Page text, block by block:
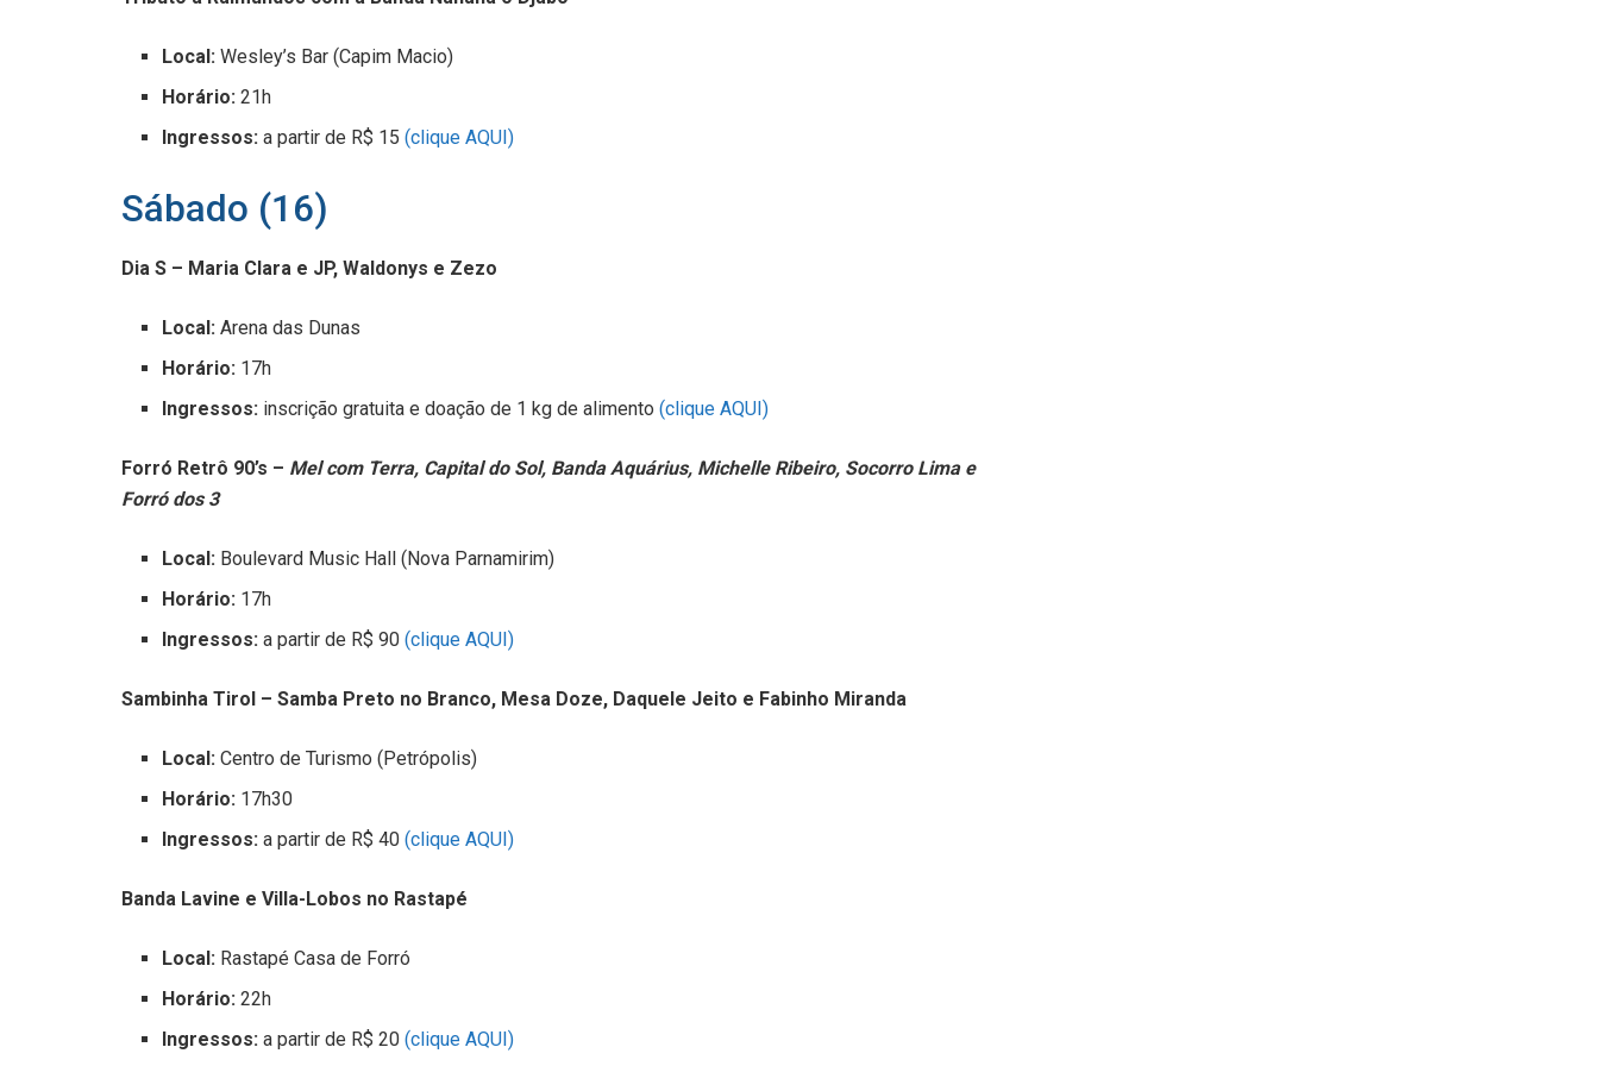
Local:Wesley’s Bar (Capim Macio)
Horário:21h
Ingressos: a partir de R$ 15 (clique AQUI)
Sábado (16)
Dia S – Maria Clara e JP, Waldonys e Zezo
Local:Arena das Dunas
Horário: 17h
Ingressos: inscrição gratuita e doação de 1 kg de alimento(clique AQUI)
Forró Retrô 90’s – Mel com Terra, Capital do Sol, Banda Aquárius, Michelle Ribeiro, Socorro Lima e
Forró dos 3
Local: Boulevard Music Hall (Nova Parnamirim)
Horário: 17h
Ingressos:a partir de R$ 90(clique AQUI)
Sambinha Tirol – Samba Preto no Branco, Mesa Doze, Daquele Jeito e Fabinho Miranda
Local:Centro de Turismo (Petrópolis)
Horário: 17h30
Ingressos:a partir de R$ 40(clique AQUI)
Banda Lavine e Villa-Lobos no Rastapé
Local: Rastapé Casa de Forró
Horário:22h
Ingressos:a partir de R$ 20 (clique AQUI)